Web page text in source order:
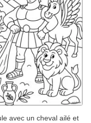
avec un cheval ailé et